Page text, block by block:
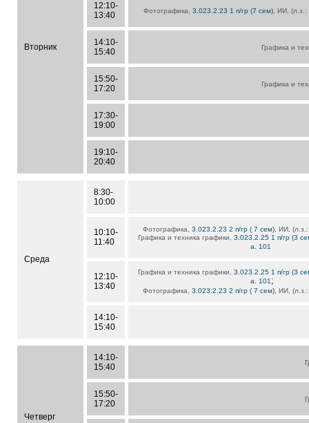
Вторник
12:10-
13:40
Фотографика,3.023.2.23 1 п/гр (7 сем) , ИИ,
14:10-
15:40
Графика и
15:50-
17:20
Графика и
17:30-
19:00
19:10-
20:40
Среда
8:30-
10:00
10:10-
11:40
Фотографика, 3.023.2.23 2 п/гр ( 7 сем) , ИИ,
Графика и техника графики, 3.023.2.25 1 п/гр (3
а. 101
12:10-
13:40
Графика и техника графики, 3.023.2.25 1 п/гр (3
а. 101 ;
Фотографика, 3.023.2.23 2 п/гр ( 7 сем) , ИИ,
14:10-
15:40
Четверг
14:10-
15:40
15:50-
17:20